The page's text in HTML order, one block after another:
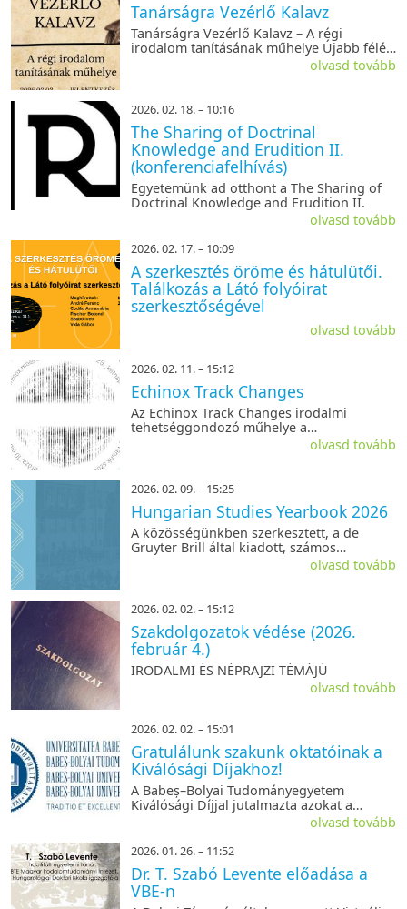
Tanárságra Vezérlő Kalavz
Tanárságra Vezérlő Kalavz – A régi
irodalom tanításának műhelye Újabb félév,
olvasd tovább
2026. 02. 18. – 10:16
The Sharing of Doctrinal
Knowledge and Erudition II.
(konferenciafelhívás)
Egyetemünk ad otthont a The Sharing of
Doctrinal Knowledge and Erudition II.
olvasd tovább
2026. 02. 17. – 10:09
A szerkesztés öröme és hátulütői.
Találkozás a Látó folyóirat
szerkesztőségével
olvasd tovább
2026. 02. 11. – 15:12
Echinox Track Changes
Az Echinox Track Changes irodalmi
tehetséggondozó műhelye a
bölcsészhallgatók számára kínál
egyetemi képzés nyújtotta intézményes
olvasd tovább
2026. 02. 09. – 15:25
Hungarian Studies Yearbook 2026
A közösségünkben szerkesztett, a de
Gruyter Brill által kiadott, számos
nemzetközi adatbázisban jegyzettolvasd tovább
2026. 02. 02. – 15:12
Szakdolgozatok védése (2026.
február 4.)
IRODALMI ÉS NÉPRAJZI TÉMÁJÚ
olvasd tovább
2026. 02. 02. – 15:01
Gratulálunk szakunk oktatóinak a
Kiválósági Díjakhoz!
A Babeș–Bolyai Tudományegyetem
Kiválósági Díjjal jutalmazta azokat a
munkatársait, akik kiemelkedő
kutatás vagy az innováció területén.
Szakunk oktatói közül idén ketten is
díjazásban részesültek.
olvasd tovább
2026. 01. 26. – 11:52
Dr. T. Szabó Levente előadása a
VBE-n